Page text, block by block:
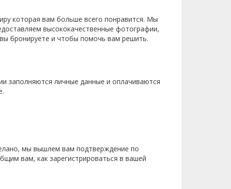
которая вам больше всего понравится. Мы
высококачественные фотографии,
бронируете и чтобы помочь вам решить.
заполняются личные данные и оплачиваются
мы вышлем вам подтверждение по
вам, как зарегистрироваться в вашей